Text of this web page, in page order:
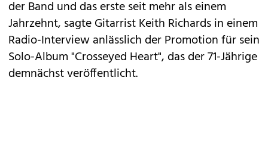
der Band und das erste seit mehr als einem
Jahrzehnt, sagte Gitarrist Keith Richards in einem
Radio-Interview anlässlich der Promotion für sein
Solo-Album "Crosseyed Heart", das der 71-Jährige
demnächst veröffentlicht.